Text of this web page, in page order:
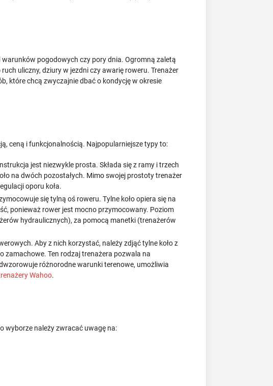
pogodowych czy pory dnia. Ogromną zaletą
uliczny, dziury w jezdni czy awarię roweru. Trenażer
które chcą zwyczajnie dbać o kondycję w okresie
ceną i funkcjonalnością. Najpopularniejsze typy to:
jest niezwykle prosta. Składa się z ramy i trzech
na dwóch pozostałych. Mimo swojej prostoty trenażer
oporu koła.
się tylną oś roweru. Tylne koło opiera się na
ponieważ rower jest mocno przymocowany. Poziom
hydraulicznych), za pomocą manetki (trenażerów
Aby z nich korzystać, należy zdjąć tylne koło z
zamachowe. Ten rodzaj trenażera pozwala na
różnorodne warunki terenowe, umożliwia
Wahoo.
wyborze należy zwracać uwagę na: